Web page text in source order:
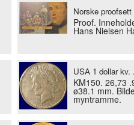
Norske proofsett
Proof.
Hans Nielsen
USA 1 dollar kv.
KM150. 26,73
ø38.1 mm.
myntramme.